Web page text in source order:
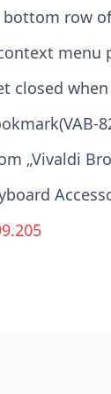
row
menu
closed
„Vivaldi